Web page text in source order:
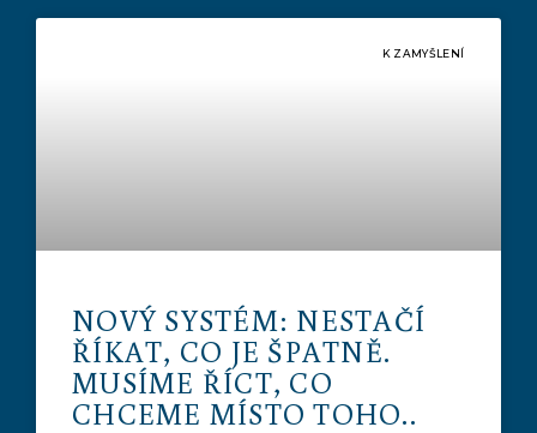
K ZAMYŠLENÍ
NOVÝ SYSTÉM: NESTAČÍ
ŘÍKAT, CO JE ŠPATNĚ.
MUSÍME ŘÍCT, CO
CHCEME MÍSTO TOHO..